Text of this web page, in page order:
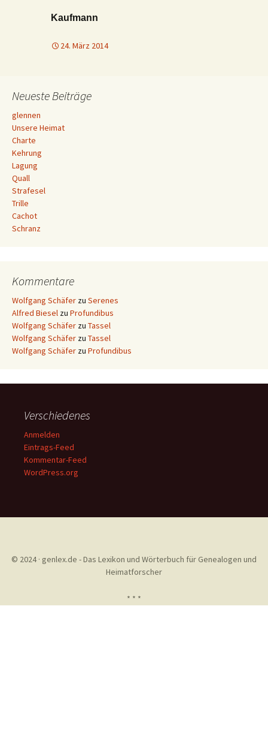
Kaufmann
24. März 2014
Neueste Beiträge
glennen
Unsere Heimat
Charte
Kehrung
Lagung
Quall
Strafesel
Trille
Cachot
Schranz
Kommentare
Wolfgang Schäfer zu Serenes
Alfred Biesel zu Profundibus
Wolfgang Schäfer zu Tassel
Wolfgang Schäfer zu Tassel
Wolfgang Schäfer zu Profundibus
Verschiedenes
Anmelden
Eintrags-Feed
Kommentar-Feed
WordPress.org
© 2024 · genlex.de - Das Lexikon und Wörterbuch für Genealogen und
Heimatforscher
* * *